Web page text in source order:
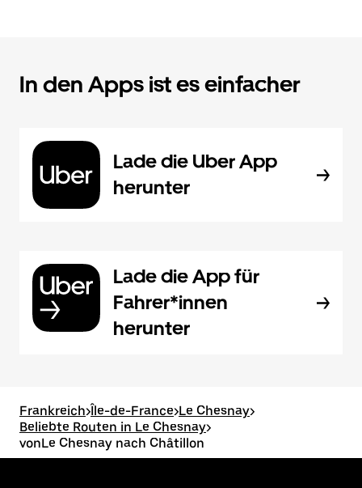
In den Apps ist es einfacher
Lade die Uber App
herunter
Lade die App für
Fahrer*innen
herunter
Frankreich>Île-de-France>Le Chesnay>
Beliebte Routen in Le Chesnay>
vonLe Chesnay nach Châtillon